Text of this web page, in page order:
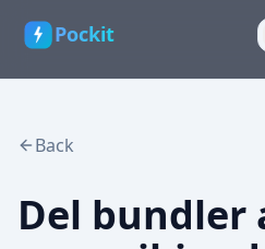
Pockit
Back
Del bundler